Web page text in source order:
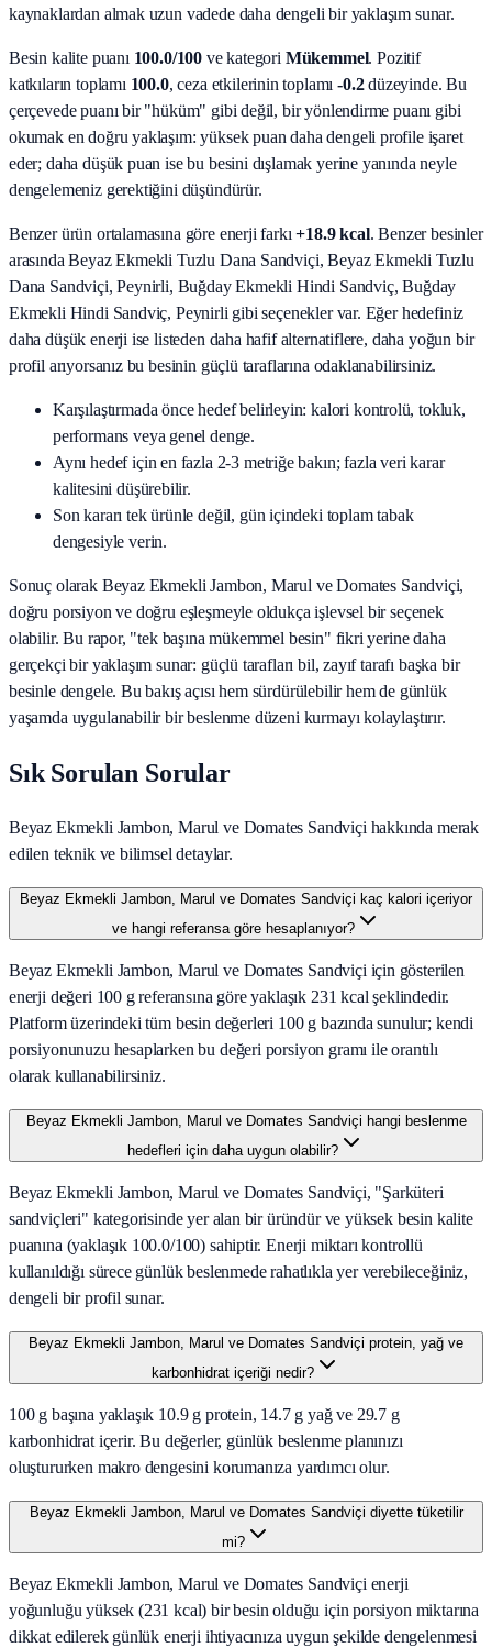
kaynaklardan almak uzun vadede daha dengeli bir yaklaşım sunar.
Besin kalite puanı 100.0/100 ve kategori Mükemmel. Pozitif
katkıların toplamı 100.0, ceza etkilerinin toplamı -0.2düzeyinde. Bu
çerçevede puanı bir "hüküm" gibi değil, bir yönlendirme puanı gibi
okumak en doğru yaklaşım: yüksek puan daha dengeli profile işaret
eder; daha düşük puan ise bu besini dışlamak yerine yanında neyle
dengelemeniz gerektiğini düşündürür.
Benzer ürün ortalamasına göre enerji farkı +18.9 kcal. Benzer besinler
arasındaBeyaz Ekmekli Tuzlu Dana Sandviçi, Beyaz Ekmekli Tuzlu
Dana Sandviçi, Peynirli, Buğday Ekmekli Hindi Sandviç, Buğday
Ekmekli Hindi Sandviç, Peynirli gibi seçenekler var. Eğer hedefiniz
daha düşük enerji ise listeden daha hafif alternatiflere, daha yoğun bir
profil arıyorsanız bu besinin güçlü taraflarına odaklanabilirsiniz.
Karşılaştırmada önce hedef belirleyin: kalori kontrolü, tokluk,
performans veya genel denge.
Aynı hedef için en fazla 2-3 metriğe bakın; fazla veri karar
kalitesini düşürebilir.
Son kararı tek ürünle değil, gün içindeki toplam tabak
dengesiyle verin.
Sonuç olarak Beyaz Ekmekli Jambon, Marul ve Domates Sandviçi,
doğru porsiyon ve doğru eşleşmeyle oldukça işlevsel bir seçenek
olabilir. Bu rapor, "tek başına mükemmel besin" fikri yerine daha
gerçekçi bir yaklaşım sunar: güçlü tarafları bil, zayıf tarafı başka bir
besinle dengele. Bu bakış açısı hem sürdürülebilir hem de günlük
yaşamda uygulanabilir bir beslenme düzeni kurmayı kolaylaştırır.
Sık Sorulan Sorular
Beyaz Ekmekli Jambon, Marul ve Domates Sandviçi hakkında merak
edilen teknik ve bilimsel detaylar.
Beyaz Ekmekli Jambon, Marul ve Domates Sandviçi kaç kalori içeriyor
ve hangi referansa göre hesaplanıyor?
Beyaz Ekmekli Jambon, Marul ve Domates Sandviçi için gösterilen
enerji değeri 100 g referansına göre yaklaşık 231 kcal şeklindedir.
Platform üzerindeki tüm besin değerleri 100 g bazında sunulur; kendi
porsiyonunuzu hesaplarken bu değeri porsiyon gramı ile orantılı
olarak kullanabilirsiniz.
Beyaz Ekmekli Jambon, Marul ve Domates Sandviçi hangi beslenme
hedefleri için daha uygun olabilir?
Beyaz Ekmekli Jambon, Marul ve Domates Sandviçi, "Şarküteri
sandviçleri" kategorisinde yer alan bir üründür ve yüksek besin kalite
puanına (yaklaşık 100.0/100) sahiptir. Enerji miktarı kontrollü
kullanıldığı sürece günlük beslenmede rahatlıkla yer verebileceğiniz,
dengeli bir profil sunar.
Beyaz Ekmekli Jambon, Marul ve Domates Sandviçi protein, yağ ve
karbonhidrat içeriği nedir?
100 g başına yaklaşık 10.9 g protein, 14.7 g yağ ve 29.7 g
karbonhidrat içerir. Bu değerler, günlük beslenme planınızı
oluştururken makro dengesini korumanıza yardımcı olur.
Beyaz Ekmekli Jambon, Marul ve Domates Sandviçi diyette tüketilir
mi?
Beyaz Ekmekli Jambon, Marul ve Domates Sandviçi enerji
yoğunluğu yüksek (231 kcal) bir besin olduğu için porsiyon miktarına
dikkat edilerek günlük enerji ihtiyacınıza uygun şekilde dengelenmesi